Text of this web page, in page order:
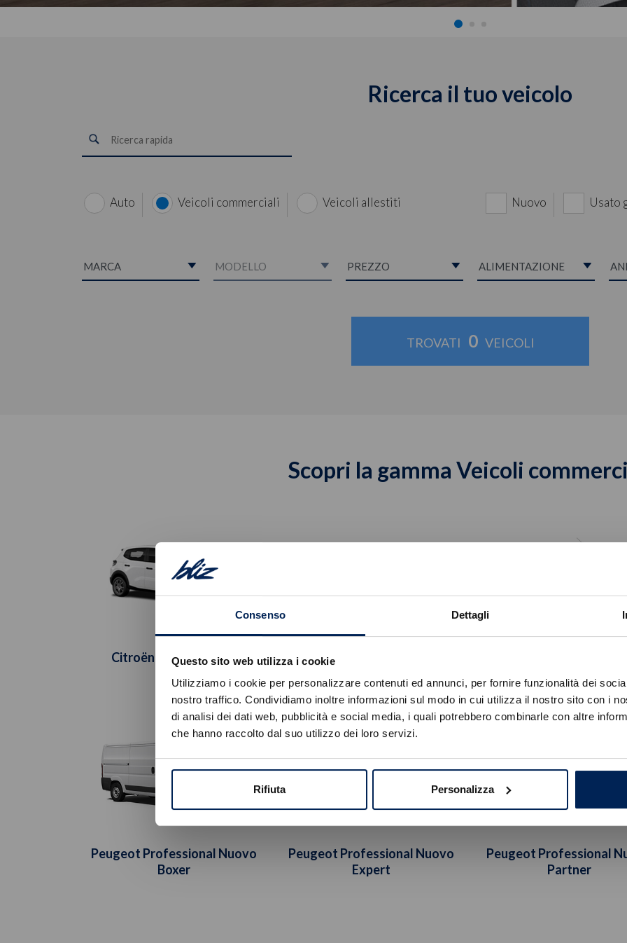
Consenso Dettagli
Questo sito web utilizza i cookie
Utilizziamo i cookie per personalizzare contenuti ed annunci, per fornire funzionalità dei
nostro traffico. Condividiamo inoltre informazioni sul modo in cui utilizza il nostro sito con i
di analisi dei dati web, pubblicità e social media, i quali potrebbero combinarle con altre
che hanno raccolto dal suo utilizzo dei loro servizi.
Rifiuta Personalizza
Ricerca il tuo veicolo
Auto Veicoli commerciali Veicoli allestiti Nuovo Usato
TROVATI 0 VEICOLI
Scopri la gamma Veicoli
Citroën Nuova C3 Van Citroën Nuovo Berlingo VAN
Peugeot Professional Nuovo
Boxer
Peugeot Professional Nuovo
Expert
Peugeot Professional
Partner
Errore
Caricamento veicoli non riuscito
OK